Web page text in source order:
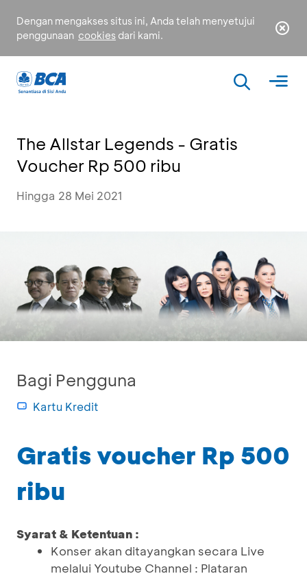
Dengan mengakses situs ini, Anda telah menyetujui
penggunaan cookies dari kami.
The Allstar Legends - Gratis
Voucher Rp 500 ribu
Hingga 28 Mei 2021
Bagi Pengguna
Kartu Kredit
Gratis voucher Rp 500
ribu
Syarat & Ketentuan :
Konser akan ditayangkan secara Live
melalui Youtube Channel : Plataran